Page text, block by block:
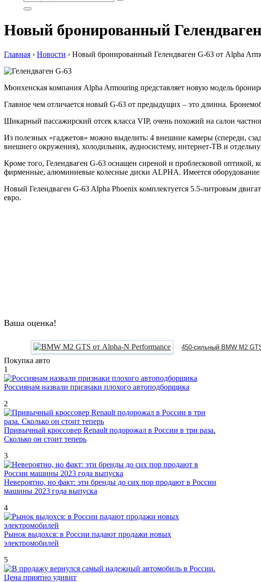
Новый бронированный
Главная › Новости › Новый бронированный Гелендваген G-63 от Alpha
Мюнхенская компания Alpha Armouring представляет новую модель
Главное чем отличается новый G-63 от предыдущих – это длинна.
Шикарный пассажирский отсек класса VIP, очень похожий на салон
Из полезных «гаджетов» можно выделить: 4 внешние камеры (спереди,
внешнего окружения), холодильник, аудиосистему, интернет-ТВ и
Кроме того, Гелендваген G-63 оснащен сиреной и проблесковой
фирменные, алюминиевые колесные диски ALPHA. Имеется оборудование
Новый Гелендваген G-63 Alpha Phoenix комплектуется 5.5-литровым
евро.
Ваша оценка!
450-сильный BMW M2
Покупка авто
1
Россиянам назвали признаки плохого автоподборщика
2
Привычный кроссовер Renault подорожал в России в три раза.
Сколько он стоит теперь
3
Невероятно, но факт: эти бренды до сих пор продают в России
машины 2023 года выпуска
4
Рынок выдохся: в России падают продажи новых
электромобилей
5